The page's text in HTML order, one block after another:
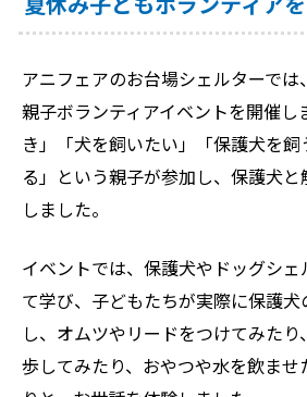
アニフェアのお台場シェルターで
親子ボランティアイベントを開催し
き」「犬を飼いたい」「保護犬を
る」という親子が参加し、保護犬
しました。
イベントでは、保護犬やドッグシ
て学び、子どもたちが実際に保護犬
し、オムツやリードをつけてみた
歩してみたり、おやつや水を飲ま